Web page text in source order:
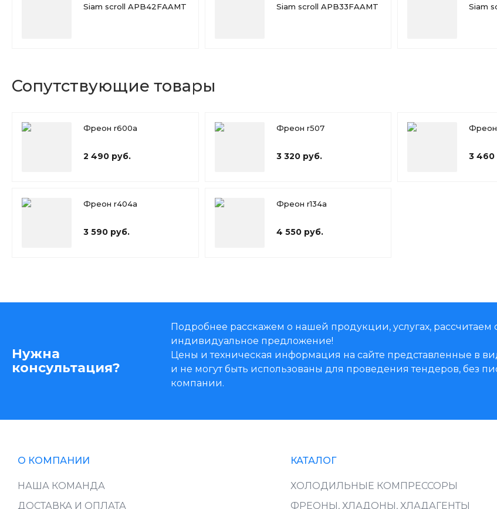
Siam scroll APB42FAAMT
Siam scroll APB33FAAMT
Siam
Сопутствующие товары
Фреон r600a
2 490 руб.
Фреон r507
3 320 руб.
Фреон
3 460
Фреон r404a
3 590 руб.
Фреон r134a
4 550 руб.
Нужна
консультация?
Подробнее расскажем о нашей продукции, услугах, рассчитаем
индивидуальное предложение!
Цены и техническая информация на сайте представленные в
и не могут быть использованы для проведения тендеров, без
компании.
О КОМПАНИИ
НАША КОМАНДА
ДОСТАВКА И ОПЛАТА
КАТАЛОГ
ХОЛОДИЛЬНЫЕ КОМПРЕССОРЫ
ФРЕОНЫ, ХЛАДОНЫ, ХЛАДАГЕНТЫ